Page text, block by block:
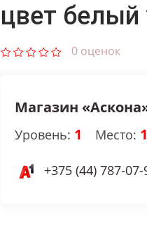
цвет белый
0 оценок
Магазин
Уровень: 1 Место:
+375 (44) 787-07-